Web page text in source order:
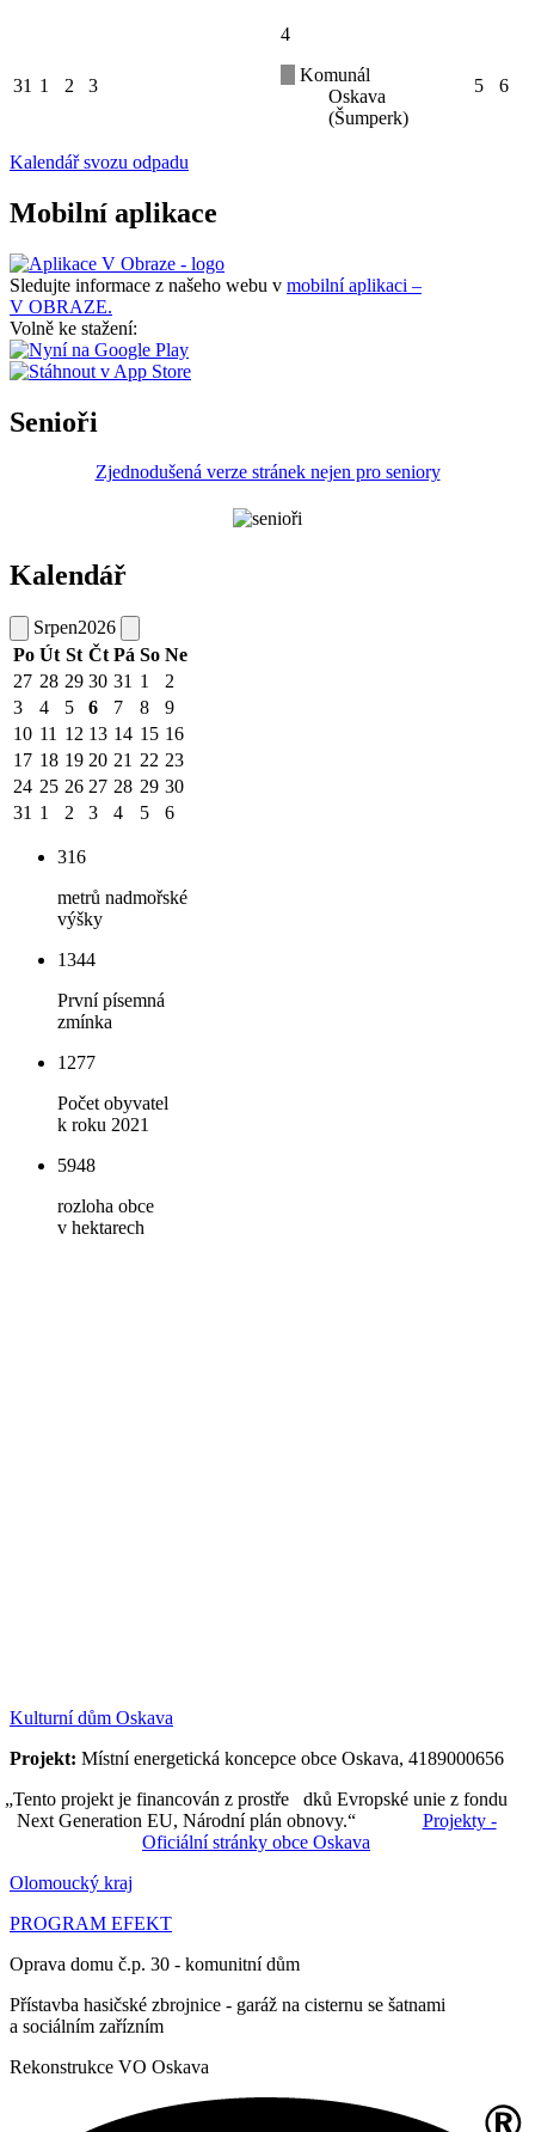
31 1 2 3
4
Komunál
Oskava
(Šumperk)
5 6
Kalendář svozu odpadu
Mobilní aplikace
Sledujte informace z našeho webu v mobilní aplikaci –
V OBRAZE.
Volně ke stažení:
Senioři
Zjednodušená verze stránek nejen pro seniory
Kalendář
Srpen2026
Po Út St Čt Pá So Ne
27 28 29 30 31 1
2
3
4 5 6 7 8
9
10 11 12 13 14 15 16
17 18 19 20 21 22 23
24 25 26 27 28 29 30
31 1 2 3 4 5 6
316
metrů nadmořské
výšky
1344
První písemná
zmínka
1277
Počet obyvatel
k roku 2021
5948
rozloha obce
v hektarech
Kulturní dům Oskava
Projekt: Místní energetická koncepce obce Oskava, 4189000656
„Tento projekt je financován z prostře dků Evropské unie z fondu
Next Generation EU, Národní plán obnovy.“ Projekty -
Oficiální stránky obce Oskava
Olomoucký kraj
PROGRAM EFEKT
Oprava domu č.p. 30 - komunitní dům
Přístavba hasičské zbrojnice - garáž na cisternu se šatnami
a sociálním zařízním
Rekonstrukce VO Oskava